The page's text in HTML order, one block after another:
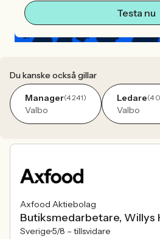
Testa nu
Du kanske också gillar
Manager(4 241)
Valbo
Ledare(4
Valbo
Axfood Aktiebolag
Butiksmedarbetare, Willys
Sverige5/8 – tillsvidare